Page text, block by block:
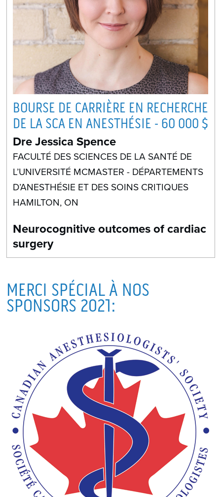
BOURSE DE CARRIÈRE EN RECHERCHE
DE LA SCA EN ANESTHÉSIE - 60 000 $
Dre Jessica Spence
FACULTÉ DES SCIENCES DE LA SANTÉ DE
L’UNIVERSITÉ MCMASTER - DÉPARTEMENTS
D’ANESTHÉSIE ET DES SOINS CRITIQUES
HAMILTON, ON
Neurocognitive outcomes of cardiac
surgery
MERCI SPÉCIAL À NOS
SPONSORS 2021: